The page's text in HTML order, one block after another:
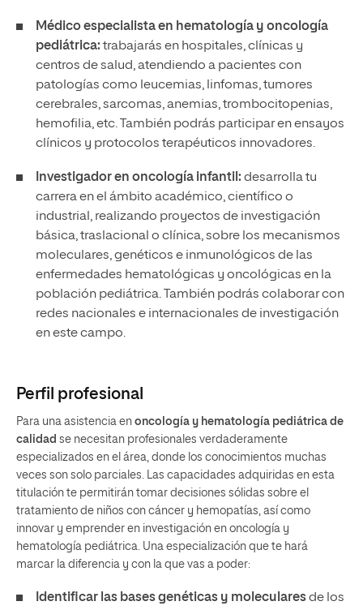
Médico especialista en hematología y oncología
pediátrica: trabajarás en hospitales, clínicas y
centros de salud, atendiendo a pacientes con
patologías como leucemias, linfomas, tumores
cerebrales, sarcomas, anemias, trombocitopenias,
hemofilia, etc. También podrás participar en ensayos
clínicos y protocolos terapéuticos innovadores.
Investigador en oncología infantil: desarrolla tu
carrera en el ámbito académico, científico o
industrial, realizando proyectos de investigación
básica, traslacional o clínica, sobre los mecanismos
moleculares, genéticos e inmunológicos de las
enfermedades hematológicas y oncológicas en la
población pediátrica. También podrás colaborar con
redes nacionales e internacionales de investigación
en este campo.
Perfil profesional
Para una asistencia en oncología y hematología pediátrica de
calidad se necesitan profesionales verdaderamente
especializados en el área, donde los conocimientos muchas
veces son solo parciales. Las capacidades adquiridas en esta
titulación te permitirán tomar decisiones sólidas sobre el
tratamiento de niños con cáncer y hemopatías, así como
innovar y emprender en investigación en oncología y
hematología pediátrica. Una especialización que te hará
marcar la diferencia y con la que vas a poder:
Identificar las bases genéticas y molecularesde los